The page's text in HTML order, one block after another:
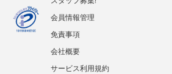
スタッフ募集!
会員情報管理
免責事項
会社概要